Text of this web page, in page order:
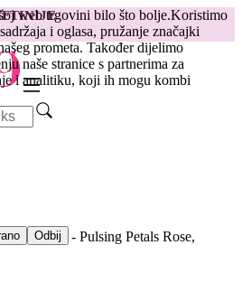
web trgovini bilo što bolje.Koristimo
i oglasa, pružanje značajki
prometa. Također dijelimo
naše stranice s partnerima za
i analitiku, koji ih mogu kombi
Odbij
XR Brands - Pulsing Petals Rose,